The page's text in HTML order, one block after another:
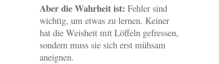
Aber die Wahrheit ist: Fehler sind
wichtig, um etwas zu lernen. Keiner
hat die Weisheit mit Löffeln gefressen,
sondern muss sie sich erst mühsam
aneignen.